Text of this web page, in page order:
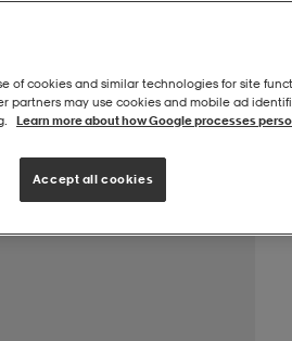
of cookies and similar technologies for site
partners may use cookies and mobile ad
Learn more about how Google processes
Accept all cookies